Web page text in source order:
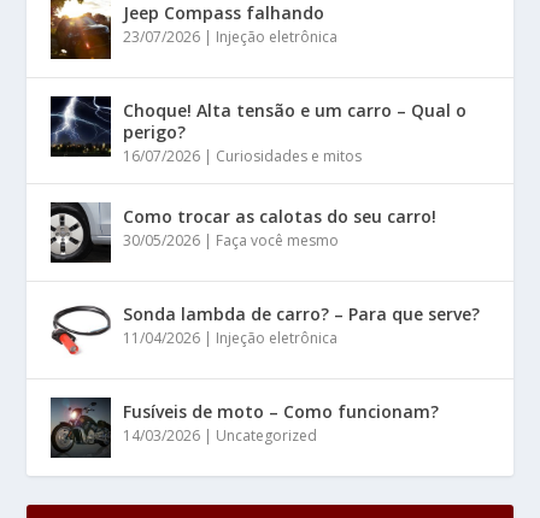
Jeep Compass falhando
23/07/2026 | Injeção eletrônica
Choque! Alta tensão e um carro – Qual o
perigo?
16/07/2026 | Curiosidades e mitos
Como trocar as calotas do seu carro!
30/05/2026 | Faça você mesmo
Sonda lambda de carro? – Para que serve?
11/04/2026 | Injeção eletrônica
Fusíveis de moto – Como funcionam?
14/03/2026 | Uncategorized